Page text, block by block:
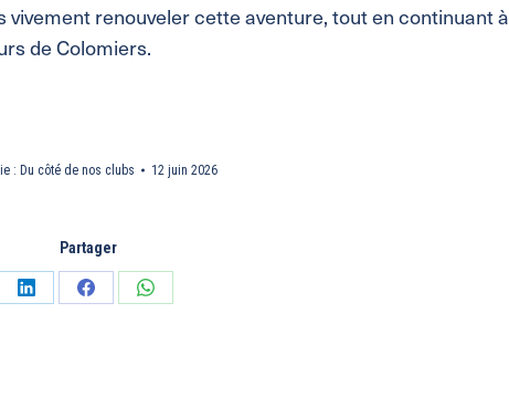
vivement renouveler cette aventure, tout en continuant à
de Colomiers.
: Du côté de nos clubs 12 juin 2026
Partager
PartagerPartagerPartager